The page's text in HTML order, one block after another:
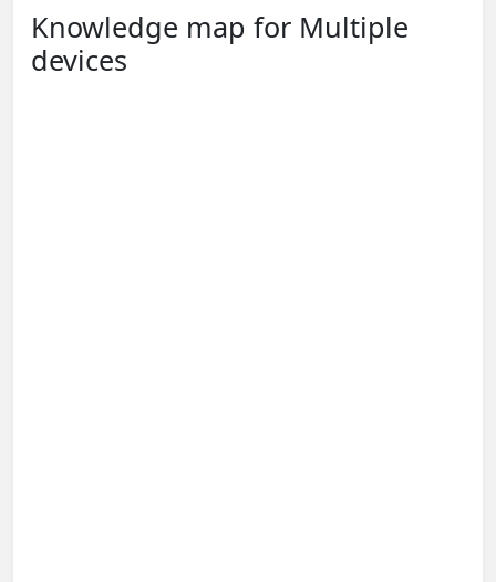
Knowledge map for Multiple
devices